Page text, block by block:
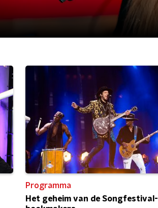
Programma
Het geheim van de Songfestival-